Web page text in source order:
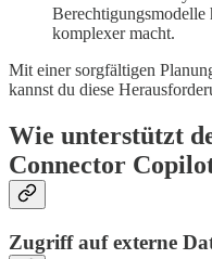
komplexer macht.
Mit einer sorgfältigen
kannst du diese
Wie unterstützt
Connector
Zugriff auf externe